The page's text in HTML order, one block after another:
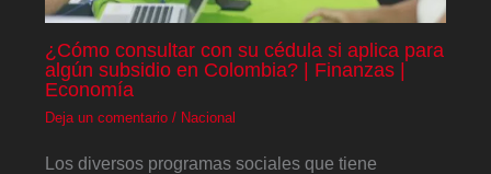
¿Cómo consultar con su cédula si aplica para
algún subsidio en Colombia? | Finanzas |
Economía
Deja un comentario / Nacional
Los diversos programas sociales que tiene